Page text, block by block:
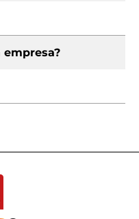
empresa?